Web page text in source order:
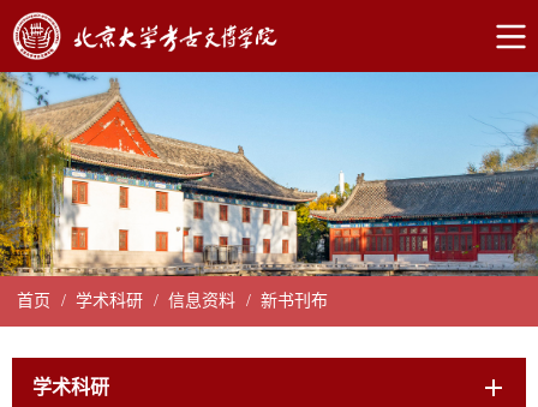
首页 / 学术科研 / 信息资料 / 新书刊布
学术科研